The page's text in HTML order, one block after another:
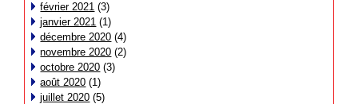
février 2021 (3)
janvier 2021 (1)
décembre 2020 (4)
novembre 2020 (2)
octobre 2020 (3)
août 2020 (1)
juillet 2020 (5)